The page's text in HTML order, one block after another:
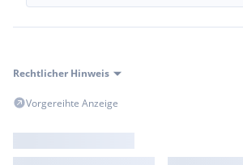
Rechtlicher Hinweis
Vorgereihte Anzeige